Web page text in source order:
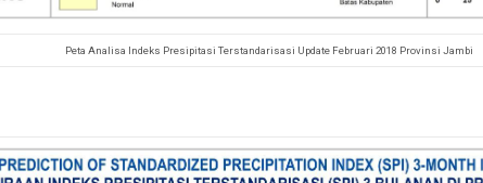
Peta Analisa Indeks Presipitasi Terstandarisasi Update Februari 2018 Provinsi Jambi